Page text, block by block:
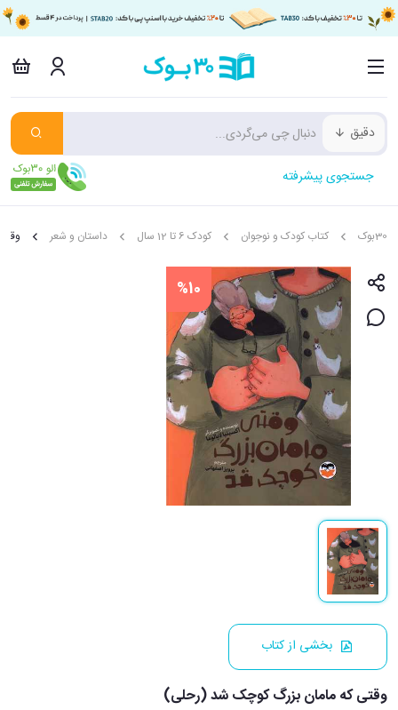
دقیق
جستجوی پیشرفته
30بوک کتاب کودک و نوجوان کودک 6 تا 12 سال داستان و شعر
%10
بخشی از کتاب
وقتی که مامان بزرگ کوچک شد (رحلی)